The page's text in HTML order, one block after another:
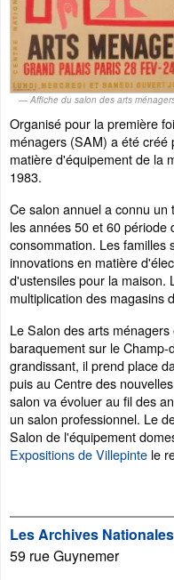
Affiche du salon des arts
Organisé pour la première
ménagers (SAM) a été créé
matière d'équipement de la
1983.
Ce salon annuel a connu
les années 50 et 60 période
consommation. Les familles
innovations en matière
d'ustensiles pour la maison.
multiplication des magasins
Le Salon des arts
baraquement sur le
grandissant, il prend place
puis au Centre des
salon va évoluer au fil des
un salon professionnel. Le
Salon de l'équipement
Expositions de Villepinte le
Les Archives Nationales
59 rue Guynemer